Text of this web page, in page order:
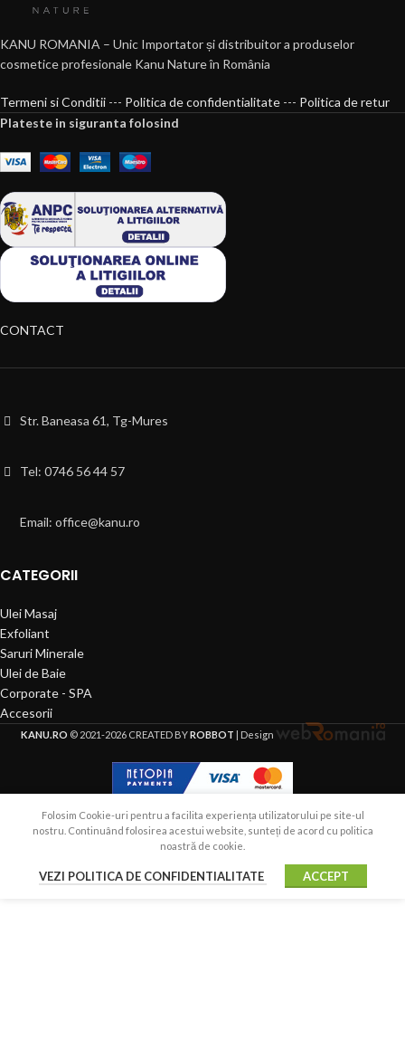
KANU ROMANIA – Unic Importator și distribuitor a produselor
cosmetice profesionale Kanu Nature în România
Termeni si Conditii --- Politica de confidentialitate --- Politica de retur
Plateste in siguranta folosind
CONTACT
Str. Baneasa 61, Tg-Mures
Tel: 0746 56 44 57
Email: office@kanu.ro
CATEGORII
Ulei Masaj
Exfoliant
Saruri Minerale
Ulei de Baie
Corporate - SPA
Accesorii
KANU.RO © 2021-2026 CREATED BYROBBOT | Design
Folosim Cookie-uri pentru a facilita experiența utilizatorului pe site-ul
nostru. Continuând folosirea acestui website, sunteți de acord cu politica
noastră de cookie.
VEZI POLITICA DE CONFIDENTIALITATE ACCEPT